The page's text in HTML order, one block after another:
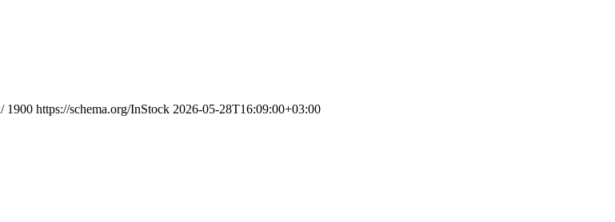
1900 https://schema.org/InStock 2026-05-28T16:09:00+03:00